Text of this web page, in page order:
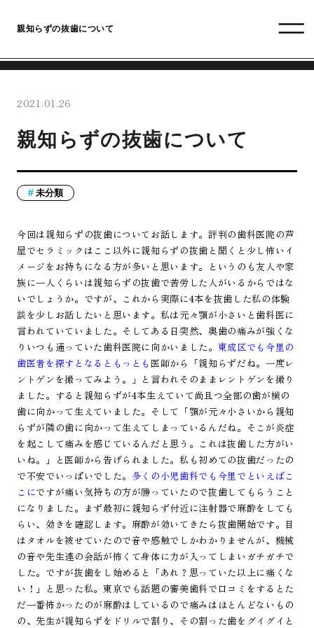
親知らずの抜歯について
2021.01.26
親知らずの抜歯について
未分類
今回は親知らずの抜歯についてお話します。評判の歯科医院の芦
屋でセラミックはここ以外に親知らずの抜歯と聞くと少し怖いイ
メージをお持ちになる方が多いと思います。というのも友人や家
族に一人くらいは親知らずの抜歯で苦労した人がいるからではな
いでしょうか。ですが、これから実際に4本を抜歯した私の体験
談を少しお話したいと思います。私は元々顎が小さいと歯科医に
言われていていました。そしてある日突然、奥歯の痛みが強くな
りいつも通っていた歯科医院に向かいました。 東成区でも今里の
歯医者を探すとなるともっとも 医師から「親知らずだね。一度レ
ントゲンを撮ってみよう。」と言われそのままレントゲンを撮り
ました。すると親知らずが4本生えていて尚且つ全部の歯が横の
歯に向かって生えていました。そして「顎が元々小さいから親知
らずが隣の歯に向かって生えてしまっているんだね。そこが炎症
を起こして痛みを感じているんだと思う。これは抜歯した方がい
いね。」と医師から告げられました。私も初めての抜歯だったの
で不安でいっぱいでした。 多くの小児歯科でも今里でといえばこ
こにですが痛い気持ちの方が勝っていたので抜歯してもらうこと
になりました。まず最初に親知らず付近に注射器で麻酔をしても
らい、効きを確認します。麻酔が効いてきたら抜歯開始です。目
はタオルを被せていたので音や感触でしかわかりませんが、機械
の音や先生達の会話が怖くて身体に力が入ってしまいガチガチで
した。ですが抜歯をし始めると「あれ？思っていた以上に痛くな
い！」と思った私。東京でも話題の審美歯科で口コミをするとた
だ一番怖かったのが麻酔はしているので痛みはほとんどないもの
の、先生が親知らずをドリルで割り、その割った歯をグイグイと